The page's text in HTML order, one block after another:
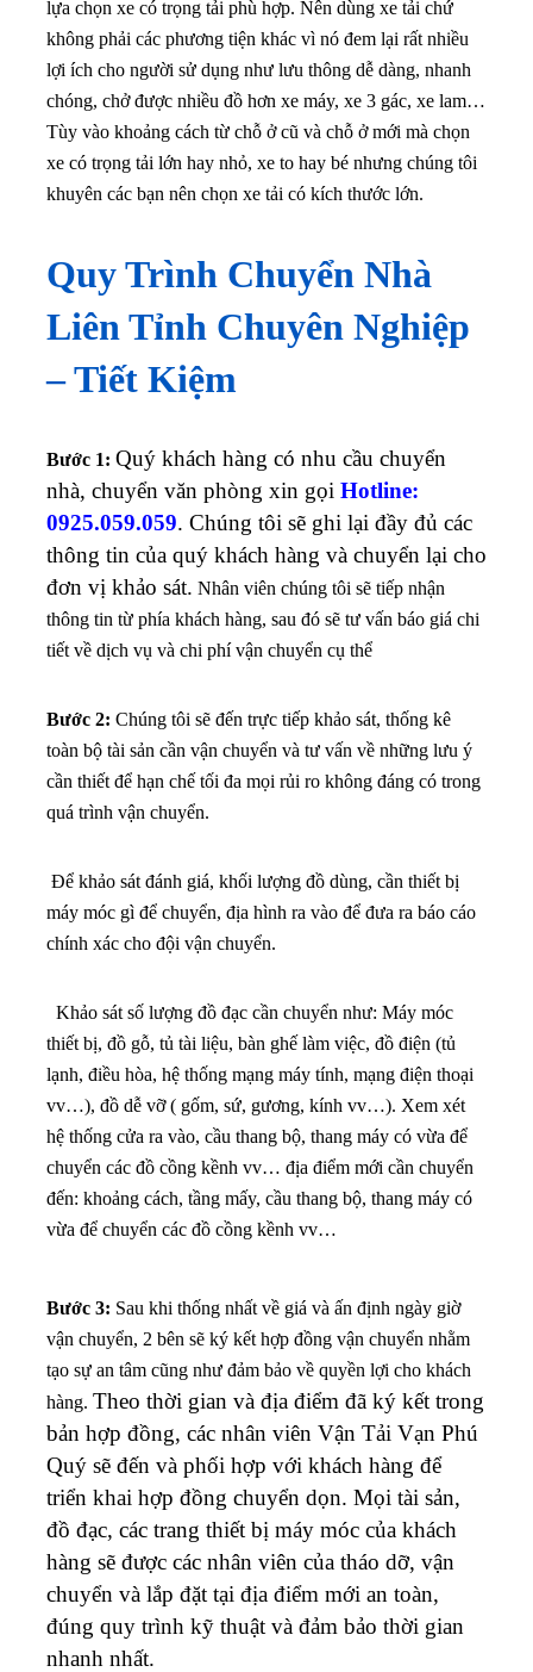
lựa chọn xe có trọng tải phù hợp. Nên dùng xe tải chứ
không phải các phương tiện khác vì nó đem lại rất nhiều
lợi ích cho người sử dụng như lưu thông dễ dàng, nhanh
chóng, chở được nhiều đồ hơn xe máy, xe 3 gác, xe lam…
Tùy vào khoảng cách từ chỗ ở cũ và chỗ ở mới mà chọn
xe có trọng tải lớn hay nhỏ, xe to hay bé nhưng chúng tôi
khuyên các bạn nên chọn xe tải có kích thước lớn.
Quy Trình Chuyển Nhà
Liên Tỉnh Chuyên Nghiệp
– Tiết Kiệm
Bước 1: Quý khách hàng có nhu cầu chuyển
nhà, chuyển văn phòng xin gọi Hotline:
0925.059.059. Chúng tôi sẽ ghi lại đầy đủ các
thông tin của quý khách hàng và chuyển lại cho
đơn vị khảo sát. Nhân viên chúng tôi sẽ tiếp nhận
thông tin từ phía khách hàng, sau đó sẽ tư vấn báo giá chi
tiết về dịch vụ và chi phí vận chuyển cụ thể
Bước 2: Chúng tôi sẽ đến trực tiếp khảo sát, thống kê
toàn bộ tài sản cần vận chuyển và tư vấn về những lưu ý
cần thiết để hạn chế tối đa mọi rủi ro không đáng có trong
quá trình vận chuyển.
Để khảo sát đánh giá, khối lượng đồ dùng, cần thiết bị
máy móc gì để chuyển, địa hình ra vào để đưa ra báo cáo
chính xác cho đội vận chuyển.
Khảo sát số lượng đồ đạc cần chuyển như: Máy móc
thiết bị, đồ gỗ, tủ tài liệu, bàn ghế làm việc, đồ điện (tủ
lạnh, điều hòa, hệ thống mạng máy tính, mạng điện thoại
vv…), đồ dễ vỡ ( gốm, sứ, gương, kính vv…). Xem xét
hệ thống cửa ra vào, cầu thang bộ, thang máy có vừa để
chuyển các đồ cồng kềnh vv… địa điểm mới cần chuyển
đến: khoảng cách, tầng mấy, cầu thang bộ, thang máy có
vừa để chuyển các đồ cồng kềnh vv…
Bước 3: Sau khi thống nhất về giá và ấn định ngày giờ
vận chuyển, 2 bên sẽ ký kết hợp đồng vận chuyển nhằm
tạo sự an tâm cũng như đảm bảo về quyền lợi cho khách
hàng. Theo thời gian và địa điểm đã ký kết trong
bản hợp đồng, các nhân viên Vận Tải Vạn Phú
Quý sẽ đến và phối hợp với khách hàng để
triển khai hợp đồng chuyển dọn. Mọi tài sản,
đồ đạc, các trang thiết bị máy móc của khách
hàng sẽ được các nhân viên của tháo dỡ, vận
chuyển và lắp đặt tại địa điểm mới an toàn,
đúng quy trình kỹ thuật và đảm bảo thời gian
nhanh nhất.